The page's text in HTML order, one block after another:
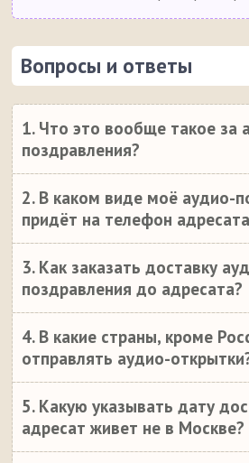
Вопросы и ответы
1. Что это вообще такое за
поздравления?
2. В каком виде моё аудио-
придёт на телефон
3. Как заказать доставку
поздравления до адресата?
4. В какие страны, кроме
отправлять аудио-
5. Какую указывать дату
адресат живет не в Москве?